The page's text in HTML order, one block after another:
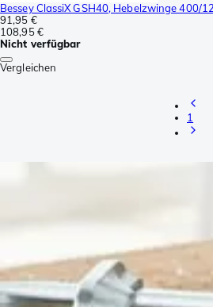
Bessey ClassiX GSH40, Hebelzwinge 400/
91,95 €
108,95 €
Nicht verfügbar
Vergleichen
1